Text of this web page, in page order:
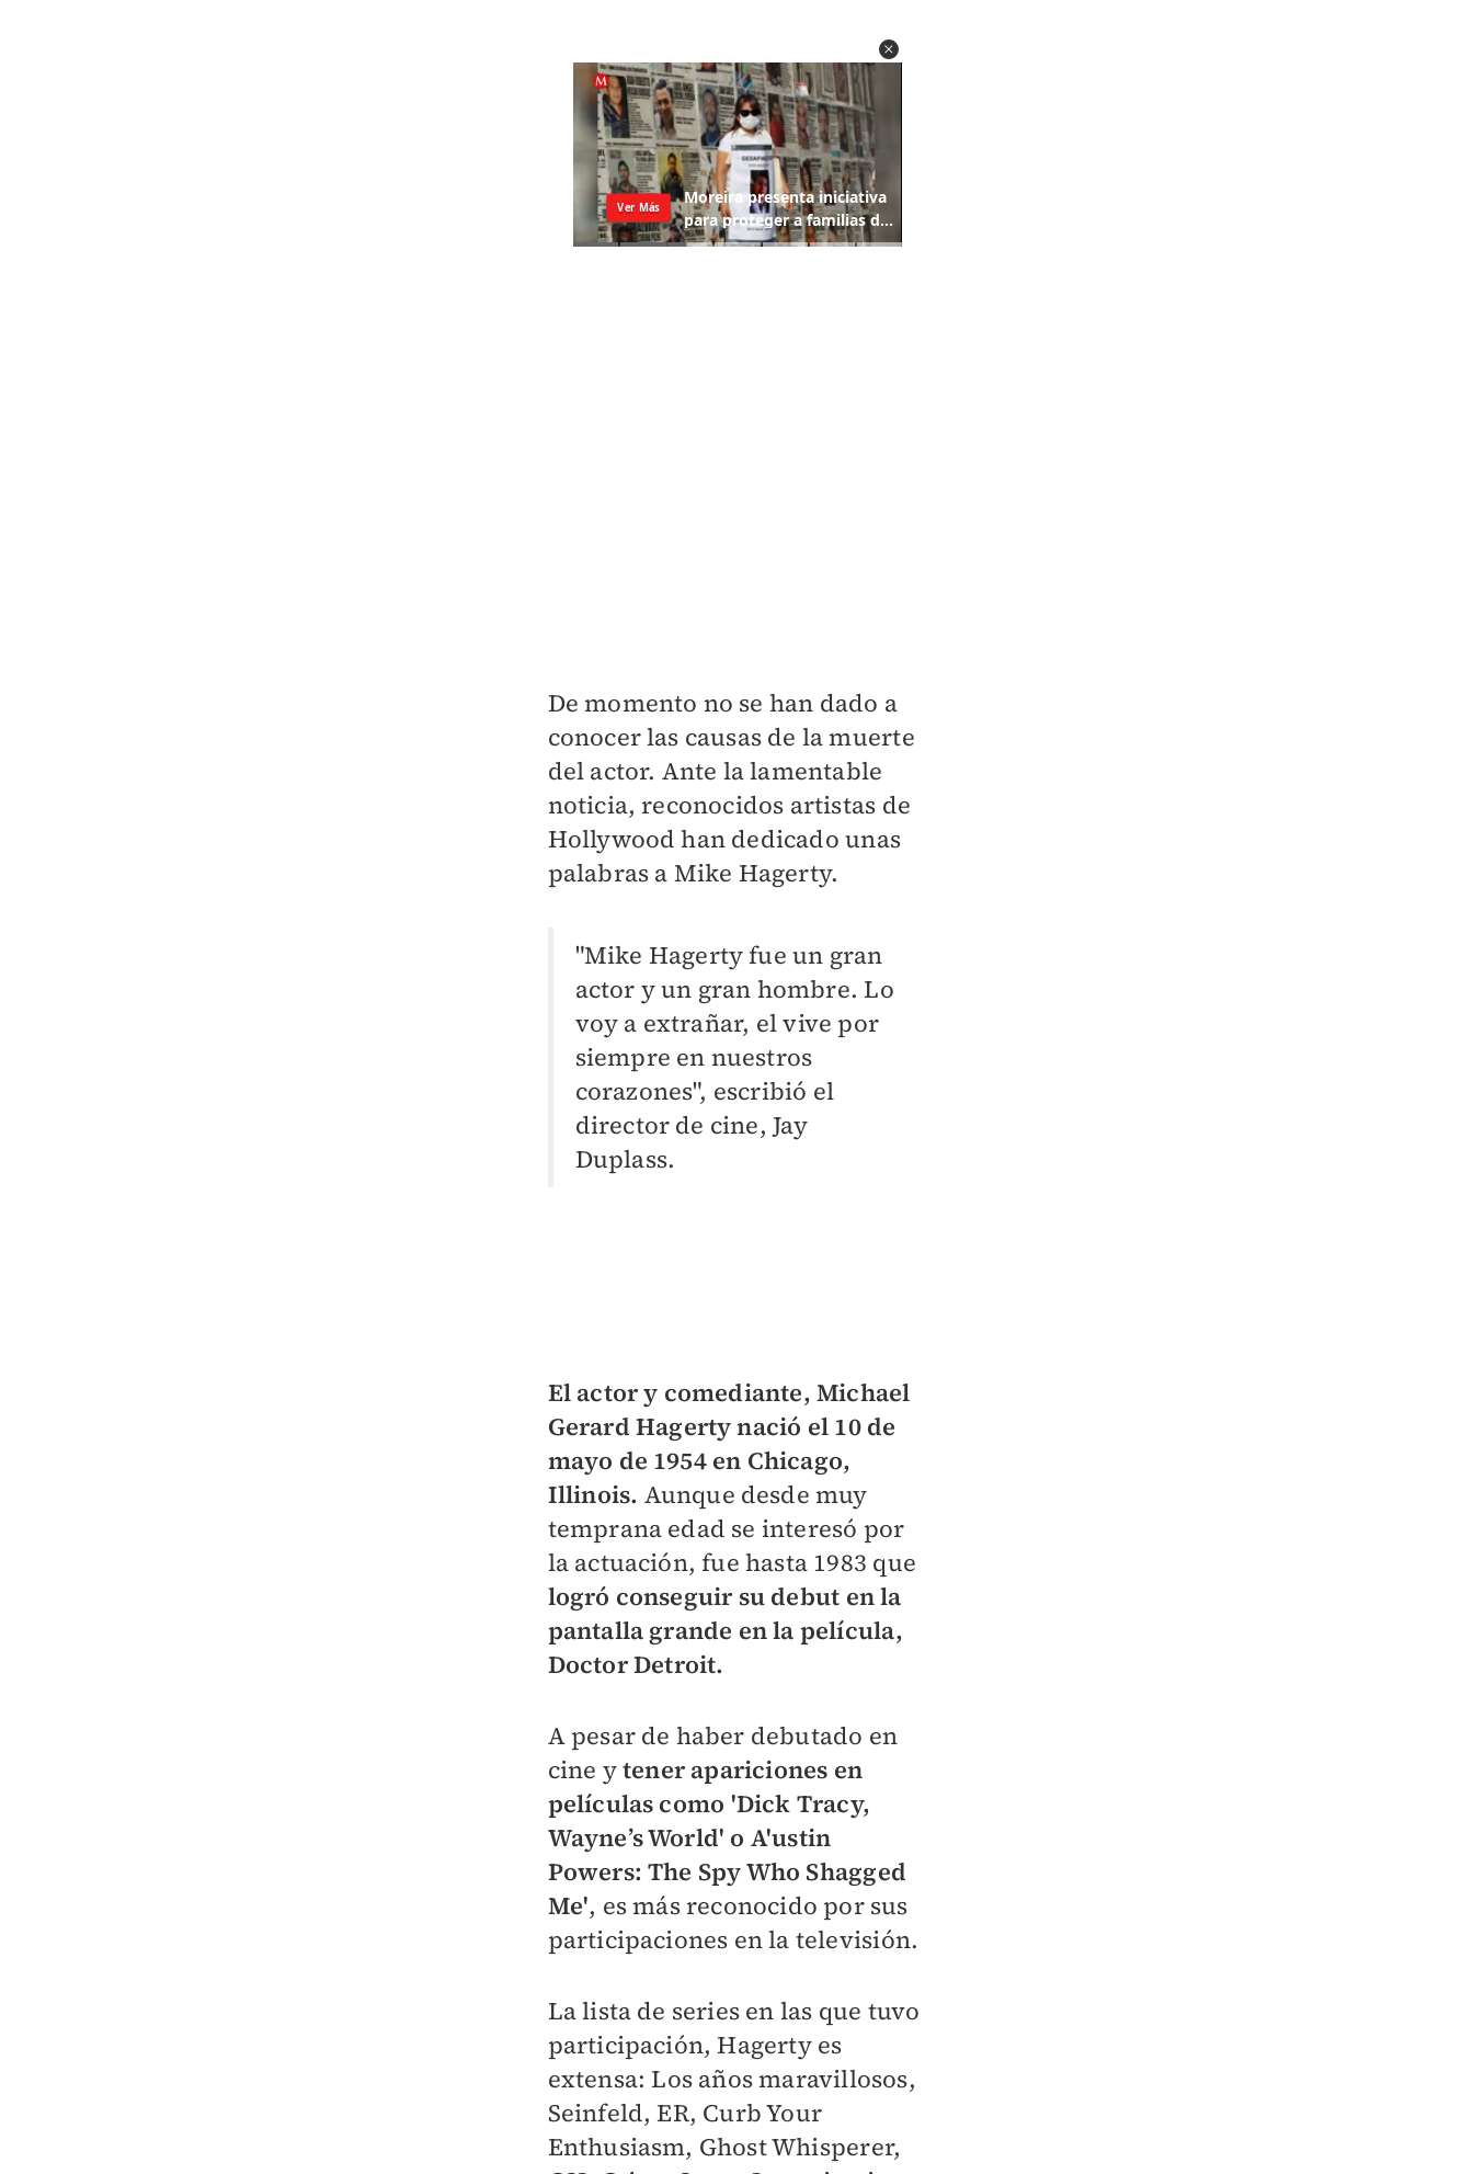
De momento no se han dado a
conocer las causas de la muerte
del actor. Ante la lamentable
noticia, reconocidos artistas de
Hollywood han dedicado unas
palabras a Mike Hagerty.
"Mike Hagerty fue un gran
actor y un gran hombre. Lo
voy a extrañar, el vive por
siempre en nuestros
corazones", escribió el
director de cine, Jay
Duplass.
El actor y comediante, Michael
Gerard Hagerty nació el 10 de
mayo de 1954 en Chicago,
Illinois. Aunque desde muy
temprana edad se interesó por
la actuación, fue hasta 1983 que
logró conseguir su debut en la
pantalla grande en la película,
Doctor Detroit.
A pesar de haber debutado en
cine ytener apariciones en
películas como 'Dick Tracy,
Wayne’s World' o A'ustin
Powers: The Spy Who Shagged
Me', es más reconocido por sus
participaciones en la televisión.
La lista de series en las que tuvo
participación, Hagerty es
extensa:Los años maravillosos,
Seinfeld, ER, Curb Your
Enthusiasm, Ghost Whisperer,